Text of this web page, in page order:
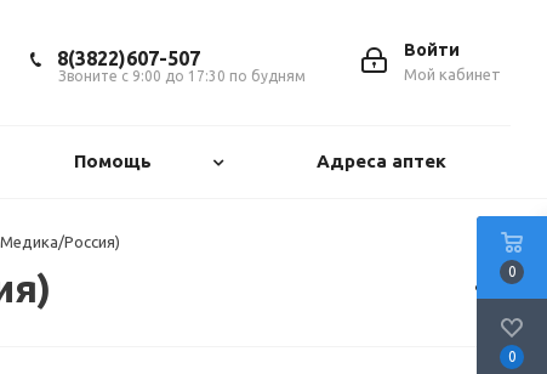
Войти
Мой кабинет
8(3822)607-507
Звоните с 9:00 до 17:30 по будням
Помощь Адреса аптек
Россия)
0
0